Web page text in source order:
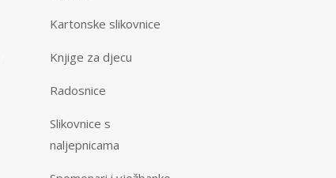
Kartonske slikovnice
Knjige za djecu
Radosnice
Slikovnice s
naljepnicama